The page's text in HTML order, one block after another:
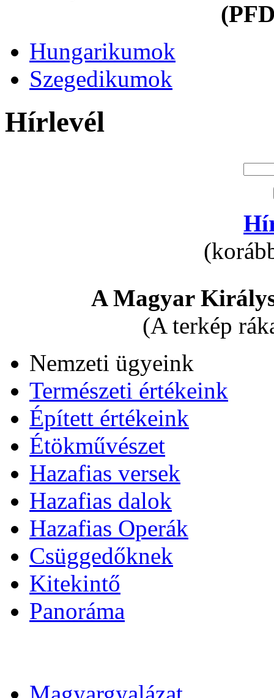
Hungarikumok
Szegedikumok
Hírlevél
A Magyar
(A terkép
Nemzeti ügyeink
Természeti értékeink
Épített értékeink
Étökművészet
Hazafias versek
Hazafias dalok
Hazafias Operák
Csüggedőknek
Kitekintő
Panoráma